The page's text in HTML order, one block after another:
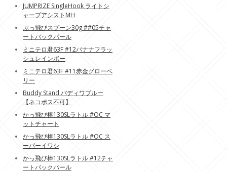
JUMPRIZE SingleHook ライトシ
ャープアシストMH
ぶっ飛びスプーン30g ##05チャ
ートバックパール
ミニテロ君63F #12バナナフラッ
シュレインボー
ミニテロ君63F #11赤金グローベ
リー
Buddy Stand バディワブルー
【ネコポス不可】
かっ飛び棒130SLラトル #OC マ
ットチャート
かっ飛び棒130SLラトル #OC ス
ーパーイワシ
かっ飛び棒130SLラトル #12チャ
ートバックパール